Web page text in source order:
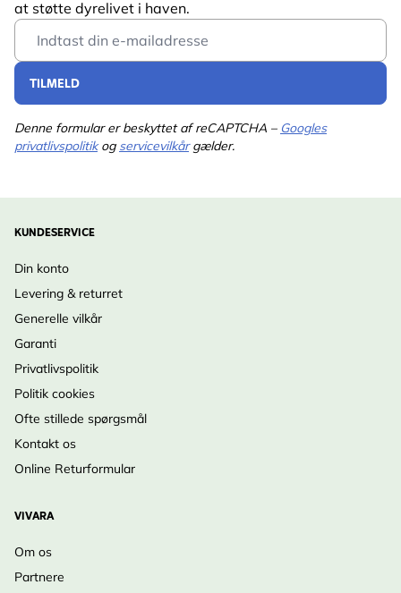
Produceret i Europa:høj kvalitet og holdbar
konstruktion
Udviklet med eksperter:baseret på viden om fugle
og natur
spætmejser
Nem rengøring:
Stabil montering:
at støtte dyrelivet i haven.
Email Address
TILMELD
Denne formular er beskyttet af reCAPTCHA – Googles
privatlivspolitikog servicevilkårgælder.
KUNDESERVICE
Din konto
Levering & returret
Generelle vilkår
Garanti
Privatlivspolitik
Politik cookies
Ofte stillede spørgsmål
Kontakt os
Online Returformular
VIVARA
Om os
Partnere